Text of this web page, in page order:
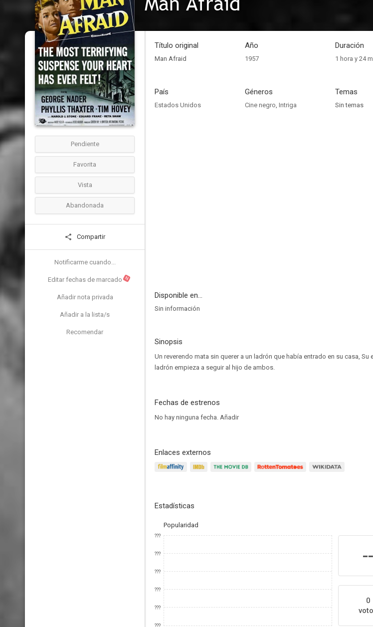
Pendiente
Favorita
Vista
Abandonada
Compartir
Notificarme cuando...
Editar fechas de marcado N
Añadir nota privada
Añadir a la lista/s
Recomendar
Título original
Man Afraid
Año
1957
Duración
1 hora y 24
País
Estados Unidos
Géneros
Cine negro, Intriga
Temas
Sin temas
Disponible en...
Sin información
Sinopsis
Un reverendo mata sin querer a un ladrón que había entrado en su casa,
ladrón empieza a seguir al hijo de ambos.
Fechas de estrenos
No hay ninguna fecha. Añadir
Enlaces externos
Estadísticas
Popularidad
???
???
???
???
???
???
--
0